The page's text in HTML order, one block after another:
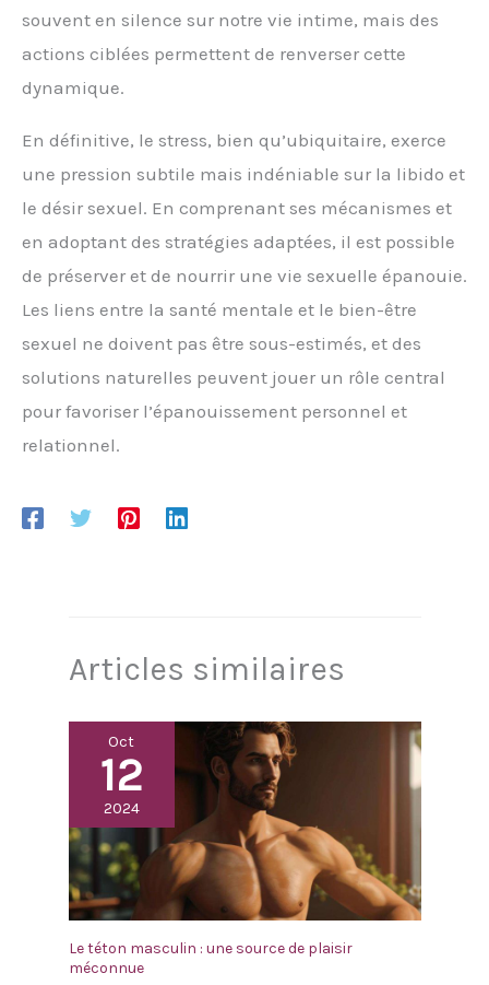
rester actif, agile et plein de vitalité. Parce qu’un corps
fort commence par un bon équilibre intérieur. QUALITÉ
normes européennes strictes. Sans gluten, sans
soigneusement sélectionnés pour une pureté et une
sécurité maximales. CURE COMPLÈTE POUR DES
RÉSULTATS DURABLES Avec 180 gélules, soit 60 jours
prolongés par rapport aux formats standards de 120
gélules.
souvent en silence sur notre vie intime, mais des
actions ciblées permettent de renverser cette
dynamique.
En définitive, le stress, bien qu’ubiquitaire, exerce
une pression subtile mais indéniable sur la libido et
le désir sexuel. En comprenant ses mécanismes et
en adoptant des stratégies adaptées, il est possible
de préserver et de nourrir une vie sexuelle épanouie.
Les liens entre la santé mentale et le bien-être
sexuel ne doivent pas être sous-estimés, et des
solutions naturelles peuvent jouer un rôle central
pour favoriser l’épanouissement personnel et
relationnel.
Articles similaires
Oct
12
2024
Le téton masculin : une source de plaisir
méconnue